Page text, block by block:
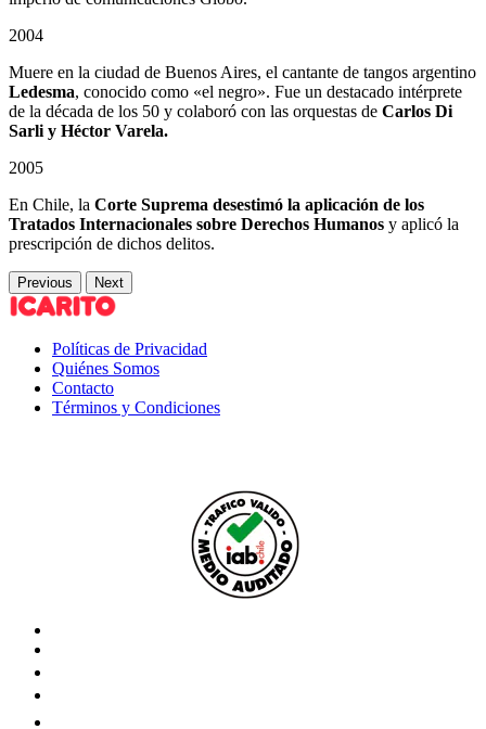
2004
Muere en la ciudad de Buenos Aires, el cantante de tangos argentino
Ledesma, conocido como «el negro». Fue un destacado intérprete
de la década de los 50 y colaboró con las orquestas de Carlos Di
Sarli y Héctor Varela.
2005
En Chile, la Corte Suprema desestimó la aplicación de los
Tratados Internacionales sobre Derechos Humanos y aplicó la
prescripción de dichos delitos.
Previous Next
Políticas de Privacidad
Quiénes Somos
Contacto
Términos y Condiciones